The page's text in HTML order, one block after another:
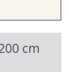
cm